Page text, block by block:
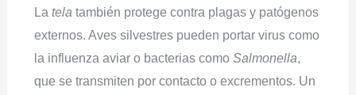
La tela también protege contra plagas y patógenos
externos. Aves silvestres pueden portar virus como
la influenza aviar o bacterias como Salmonella,
que se transmiten por contacto o excrementos. Un